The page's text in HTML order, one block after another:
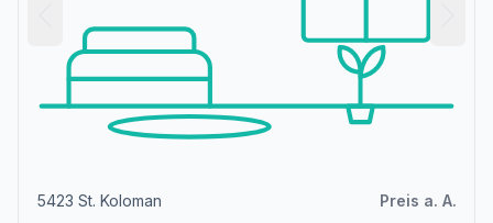
5423 St. Koloman Preis a. A.